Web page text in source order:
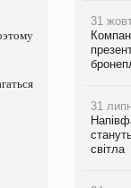
31
31
світла